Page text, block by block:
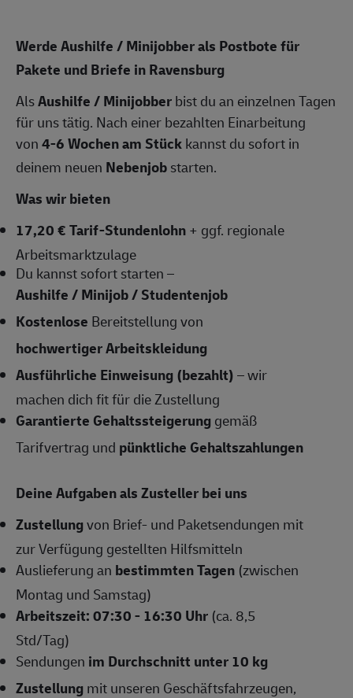
Werde Aushilfe / Minijobber als Postbote für
Pakete und Briefe in Ravensburg
AlsAushilfe / Minijobberbist du an einzelnen Tagen
für uns tätig. Nach einer bezahlten Einarbeitung
von4-6 Wochen am Stückkannst du sofort in
deinem neuen Nebenjobstarten.
Was wir bieten
17,20 € Tarif-Stundenlohn+ ggf. regionale
Arbeitsmarktzulage
Du kannst sofort starten –
Aushilfe / Minijob / Studentenjob
Kostenlose Bereitstellung von
hochwertiger Arbeitskleidung
Ausführliche Einweisung (bezahlt)– wir
machen dich fit für die Zustellung
Garantierte Gehaltssteigerunggemäß
Tarifvertrag und pünktliche Gehaltszahlungen
Deine Aufgaben als Zusteller bei uns
Zustellungvon Brief- und Paketsendungen mit
zur Verfügung gestellten Hilfsmitteln
Auslieferung an bestimmten Tagen (zwischen
Montag und Samstag)
Arbeitszeit: 07:30 - 16:30 Uhr (ca. 8,5
Std/Tag)
Sendungen im Durchschnitt unter 10 kg
Zustellungmit unseren Geschäftsfahrzeugen,